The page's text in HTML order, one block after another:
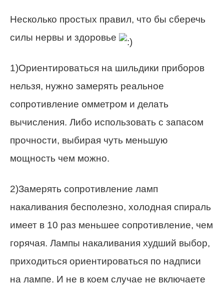
Несколько простых правил, что бы сберечь
силы нервы и здоровье
1)Ориентироваться на шильдики приборов
нельзя, нужно замерять реальное
сопротивление омметром и делать
вычисления. Либо использовать с запасом
прочности, выбирая чуть меньшую
мощность чем можно.
2)Замерять сопротивление ламп
накаливания бесполезно, холодная спираль
имеет в 10 раз меньшее сопротивление, чем
горячая. Лампы накаливания худший выбор,
приходиться ориентироваться по надписи
на лампе. И не в коем случае не включаете